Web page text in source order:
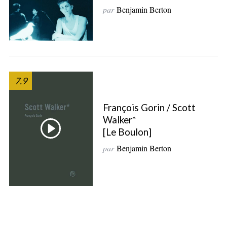
par Benjamin Berton
7.9
François Gorin / Scott
Walker*
[Le Boulon]
par Benjamin Berton
S
r
c